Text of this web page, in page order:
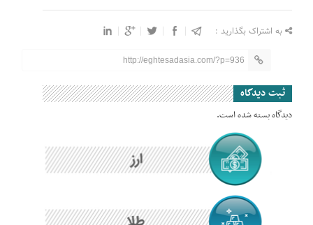
به اشتراک بگذارید :
http://eghtesadasia.com/?p=936
ثبت دیدگاه
دیدگاه بسته شده است.